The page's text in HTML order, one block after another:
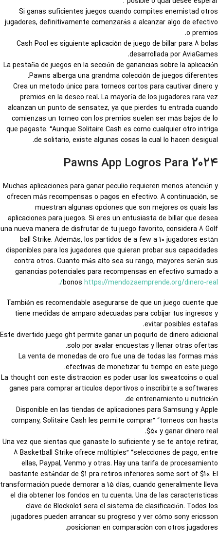
Si ganas suficientes juegos cuando compites enemistad otros
jugadores, definitivamente comenzarás a alcanzar algo de efectivo
o premios.
Cash Pool es siguiente aplicación de juego de billar para 8 bolas
desarrollada por AviaGames.
La pestaña de juegos en la sección de ganancias sobre la aplicación
Pawns alberga una grandma colección de juegos diferentes.
Crea un metodo único para torneos cortos para cautivar dinero y
premios en la deseo real. La mayoría de los jugadores rara vez
alcanzan un punto de sensatez, ya que pierdes tu entrada cuando
comienzas un torneo con los premios suelen ser más bajos de lo
que pagaste. “Aunque Solitaire Cash es como cualquier otro intriga
de solitario, existe algunas cosas la cual lo hacen desigual.
Pawns App Logros Para 2024
Muchas aplicaciones para ganar peculio requieren menos atención y
ofrecen más recompensas o pagos en efectivo. A continuación, se
muestran algunas opciones que son mejores os quais las
aplicaciones para juegos. Si eres un entusiasta de billar que desea
una nueva manera de disfrutar de tu juego favorito, considera 8 Golf
ball Strike. Además, los partidos de a few a 10 jugadores están
disponibles para los jugadores que quieran probar sus capacidades
contra otros. Cuanto más alto sea su rango, mayores serán sus
ganancias potenciales para recompensas en efectivo sumado a
bonos https://mendozaemprende.org/dinero-real/
.
También es recomendable asegurarse de que un juego cuente que
tiene medidas de amparo adecuadas para cobijar tus ingresos y
evitar posibles estafas.
Este divertido juego ght permite ganar un poquito de dinero adicional
solo por avalar encuestas y llenar otras ofertas.
La venta de monedas de oro fue una de todas las formas más
efectivas de monetizar tu tiempo en este juego.
La thought con este distraccion es poder usar los sweatcoins o qual
ganes para comprar artículos deportivos o inscribirte a softwares
de entrenamiento u nutrición.
Disponible en las tiendas de aplicaciones para Samsung y Apple
company, Solitaire Cash les permite comprar” “torneos con hasta
$50 y ganar dinero real.
Una vez que sientas que ganaste lo suficiente y se te antoje retirar,
8 Basketball Strike ofrece múltiples” “selecciones de pago, entre
ellas, Paypal, Venmo y otras. Hay una tarifa de procesamiento
bastante estándar de $1 pra retiros inferiores some sort of $10. El
transformación puede demorar a 15 días, cuando generalmente lleva
el día obtener los fondos en tu cuenta. Una de las características
clave de Blockolot sera el sistema de clasificación. Todos los
jugadores pueden arrancar su progreso y ver cómo sony ericsson
posicionan en comparación con otros jugadores.